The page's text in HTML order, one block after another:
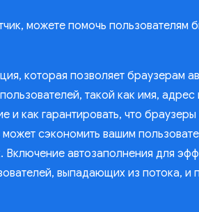
можете помочь пользователям
которая позволяет браузерам
такой как имя,
и как гарантировать, что
сэкономить вашим
автозаполнения для
выпадающих из потока,